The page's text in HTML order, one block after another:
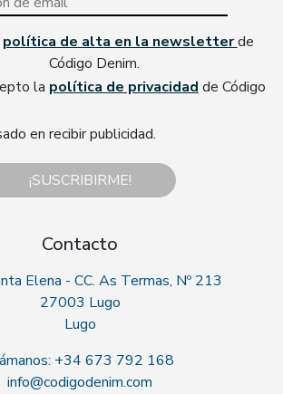
política de alta en la newsletterde
Código Denim.
la política de privacidad de Código
en recibir publicidad.
¡SUSCRIBIRME!
Contacto
Elena - CC. As Termas, Nº 213
27003 Lugo
Lugo
+34 673 792 168
info@codigodenim.com